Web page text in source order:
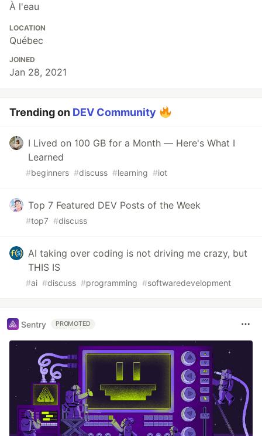
À l'eau
LOCATION
Québec
JOINED
Jan 28, 2021
Trending on DEV Community
I Lived on 100 GB for a Month — Here's What I
Learned
#beginners #discuss #learning #iot
Top 7 Featured DEV Posts of the Week
#top7 #discuss
AI taking over coding is not driving me crazy, but
THIS IS
#ai #discuss #programming #softwaredevelopment
Sentry PROMOTED